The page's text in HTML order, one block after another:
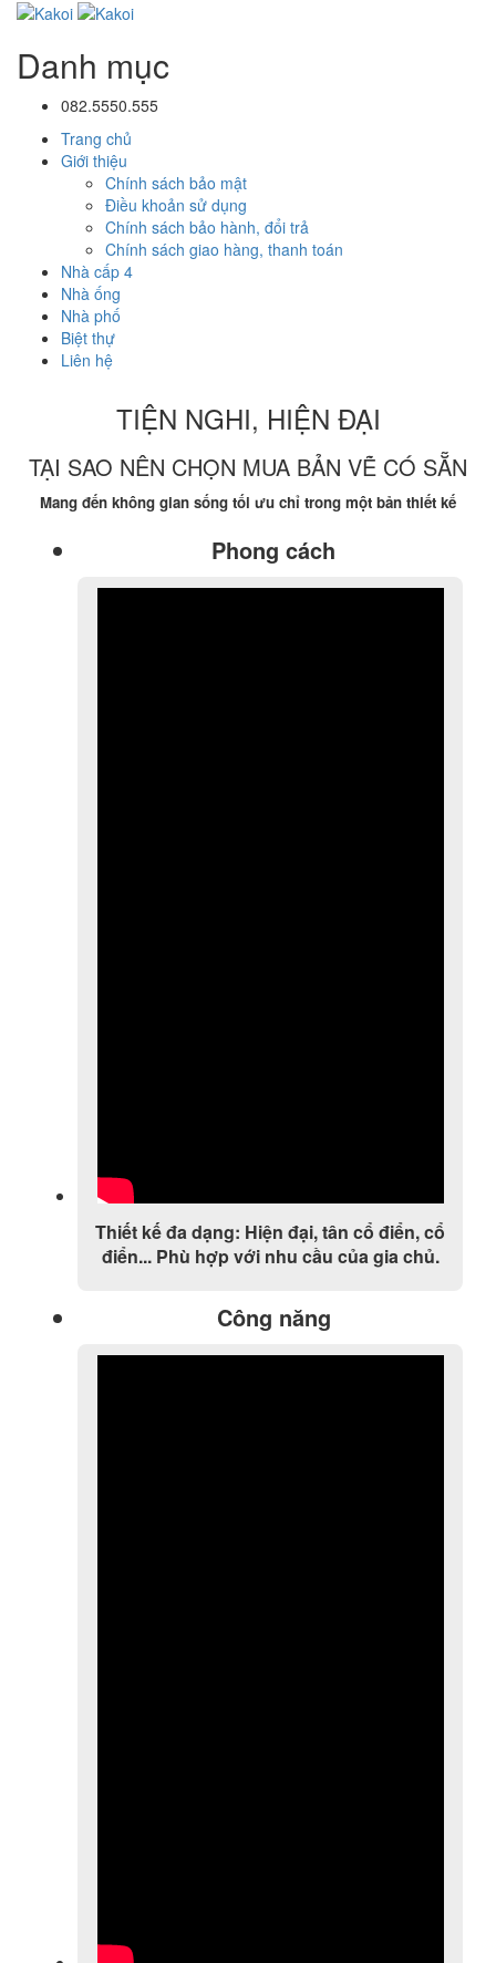
Danh mục
082.5550.555
Trang chủ
Giới thiệu
Chính sách bảo mật
Điều khoản sử dụng
Chính sách bảo hành, đổi trả
Chính sách giao hàng, thanh toán
Nhà cấp 4
Nhà ống
Nhà phố
Biệt thự
Liên hệ
TIỆN NGHI, HIỆN ĐẠI
TẠI SAO NÊN CHỌN MUA BẢN VẼ CÓ SẴN
Mang đến không gian sống tối ưu chỉ trong một bản thiết kế
Phong cách
Thiết kế đa dạng: Hiện đại, tân cổ điển, cổ
điển... Phù hợp với nhu cầu của gia chủ.
Công năng